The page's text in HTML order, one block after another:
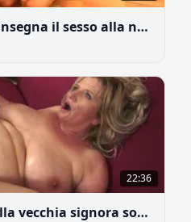
La sorella maggiore insegna il sesso alla nuora
22:36
Il ragazzo esperto della vecchia signora soddisfa un'altra donna